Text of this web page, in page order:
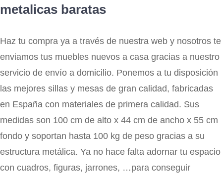
metalicas baratas
Haz tu compra ya a través de nuestra web y nosotros te
enviamos tus muebles nuevos a casa gracias a nuestro
servicio de envío a domicilio. Ponemos a tu disposición
las mejores sillas y mesas de gran calidad, fabricadas
en España con materiales de primera calidad. Sus
medidas son 100 cm de alto x 44 cm de ancho x 55 cm
fondo y soportan hasta 100 kg de peso gracias a su
estructura metálica. Ya no hace falta adornar tu espacio
con cuadros, figuras, jarrones, …para conseguir